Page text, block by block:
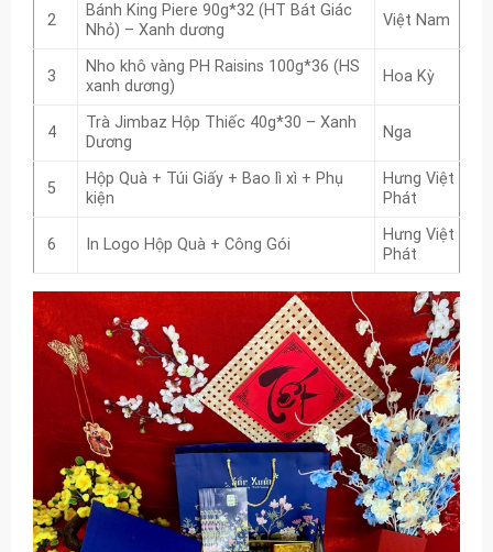
2
Bánh King Piere 90g*32 (HT Bát Giác
Nhỏ) – Xanh dương
Việt Nam
3
Nho khô vàng PH Raisins 100g*36 (HS
xanh dương)
Hoa Kỳ
4
Trà Jimbaz Hộp Thiếc 40g*30 – Xanh
Dương
Nga
5
Hộp Quà + Túi Giấy + Bao lì xì + Phụ
kiện
Hưng Việt
Phát
6 In Logo Hộp Quà + Công Gói
Hưng Việt
Phát